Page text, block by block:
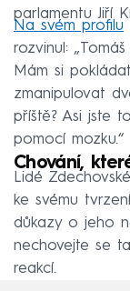
parlamentu Jiří
Na svém profilu
rozvinul:
Mám si
zmanipulovat
příště? Asi jste
pomocí mozku.“
Chování,
Lidé
ke svému
důkazy o jeho
nechovejte se
reakcí.